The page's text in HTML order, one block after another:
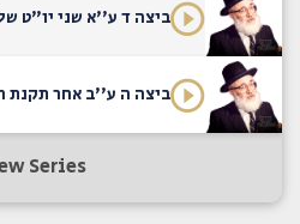
ביצה ד ע''א שני יו"ט
ביצה ה ע''ב אחר תקנת
Series